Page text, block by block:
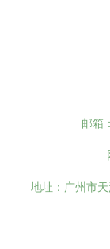
邮箱
地址：广州市